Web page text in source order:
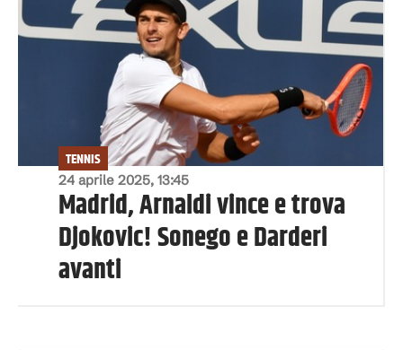
24 aprile 2025, 13:45
TENNIS
Madrid, Arnaldi vince e trova
Djokovic! Sonego e Darderi
avanti